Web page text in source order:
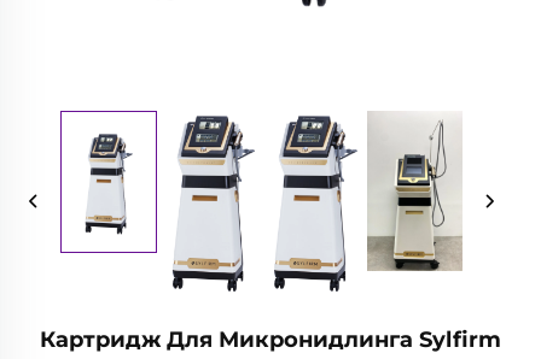
Картридж Для Микронидлинга Sylfirm